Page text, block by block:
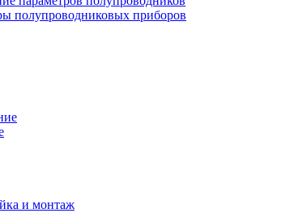
полупроводниковых приборов
и монтаж